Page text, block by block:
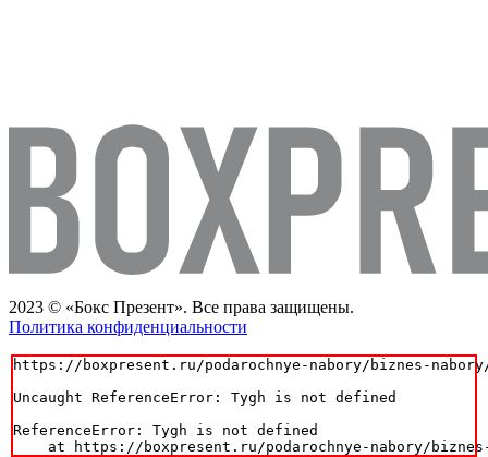
2023 © «Бокс Презент». Все права защищены.
Политика конфиденциальности
https://boxpresent.ru/podarochnye-nabory/biznes-
Uncaught ReferenceError: Tygh is not defined
ReferenceError: Tygh is not defined
at https://boxpresent.ru/podarochnye-nabory/